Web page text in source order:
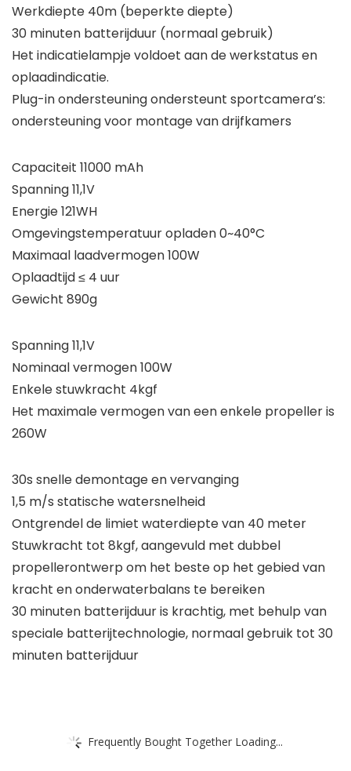
Werkdiepte 40m (beperkte diepte)
30 minuten batterijduur (normaal gebruik)
Het indicatielampje voldoet aan de werkstatus en
oplaadindicatie.
Plug-in ondersteuning ondersteunt sportcamera’s:
ondersteuning voor montage van drijfkamers
Capaciteit 11000 mAh
Spanning 11,1V
Energie 121WH
Omgevingstemperatuur opladen 0~40°C
Maximaal laadvermogen 100W
Oplaadtijd ≤ 4 uur
Gewicht 890g
Spanning 11,1V
Nominaal vermogen 100W
Enkele stuwkracht 4kgf
Het maximale vermogen van een enkele propeller is
260W
30s snelle demontage en vervanging
1,5 m/s statische watersnelheid
Ontgrendel de limiet waterdiepte van 40 meter
Stuwkracht tot 8kgf, aangevuld met dubbel
propellerontwerp om het beste op het gebied van
kracht en onderwaterbalans te bereiken
30 minuten batterijduur is krachtig, met behulp van
speciale batterijtechnologie, normaal gebruik tot 30
minuten batterijduur
Frequently Bought Together Loading...